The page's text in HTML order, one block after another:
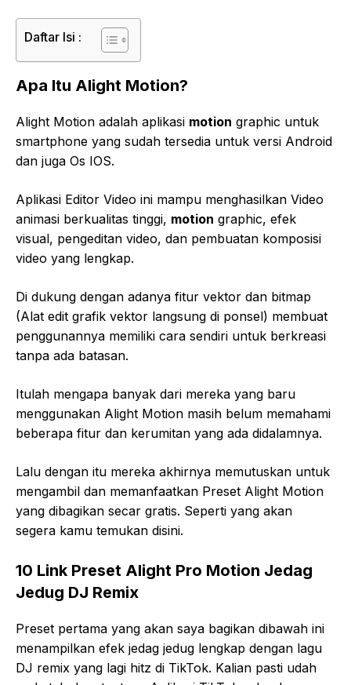
Daftar Isi :
Apa Itu Alight Motion?
Alight Motion adalah aplikasi motion graphic untuk
smartphone yang sudah tersedia untuk versi Android
dan juga Os IOS.
Aplikasi Editor Video ini mampu menghasilkan Video
animasi berkualitas tinggi, motion graphic, efek
visual, pengeditan video, dan pembuatan komposisi
video yang lengkap.
Di dukung dengan adanya fitur vektor dan bitmap
(Alat edit grafik vektor langsung di ponsel) membuat
penggunannya memiliki cara sendiri untuk berkreasi
tanpa ada batasan.
Itulah mengapa banyak dari mereka yang baru
menggunakan Alight Motion masih belum memahami
beberapa fitur dan kerumitan yang ada didalamnya.
Lalu dengan itu mereka akhirnya memutuskan untuk
mengambil dan memanfaatkan Preset Alight Motion
yang dibagikan secar gratis. Seperti yang akan
segera kamu temukan disini.
10 Link Preset Alight Pro Motion Jedag
Jedug DJ Remix
Preset pertama yang akan saya bagikan dibawah ini
menampilkan efek jedag jedug lengkap dengan lagu
DJ remix yang lagi hitz di TikTok. Kalian pasti udah